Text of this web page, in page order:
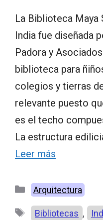
La Biblioteca Maya
India fue diseñada
Padora y
biblioteca para
colegios y tierras
relevante puesto
es el techo
La estructura
Leer más
Categorías
Arquitectura
Etiquetas
Bibliotecas ,